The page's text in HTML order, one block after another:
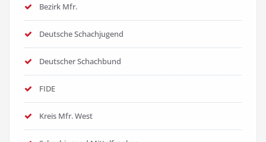
Bezirk Mfr.
Deutsche Schachjugend
Deutscher Schachbund
FIDE
Kreis Mfr. West